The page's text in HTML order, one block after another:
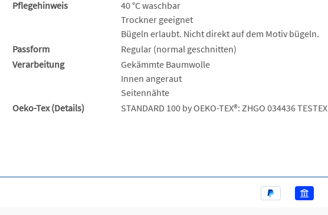
Pflegehinweis
40 °C waschbar
Trockner geeignet
Bügeln erlaubt. Nicht direkt auf dem Motiv bügeln.
Passform
Regular (normal geschnitten)
Verarbeitung
Gekämmte Baumwolle
Innen angeraut
Seitennähte
Oeko-Tex (Details)
STANDARD 100 by OEKO-TEX®: ZHGO 034436 TESTEX